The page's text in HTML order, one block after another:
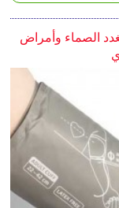
الصماء وأمراض